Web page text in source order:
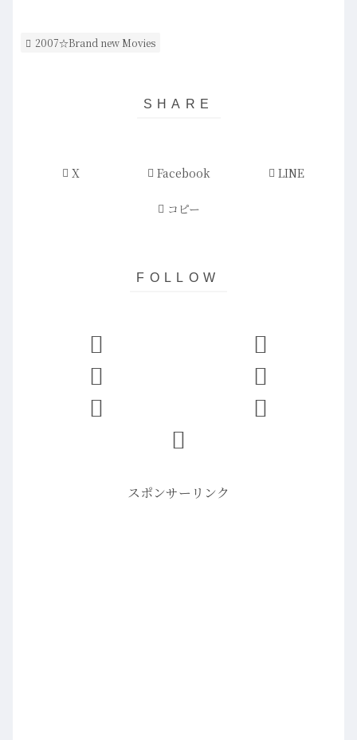
2007☆Brand new Movies
X Facebook LINE
コピー
スポンサーリンク